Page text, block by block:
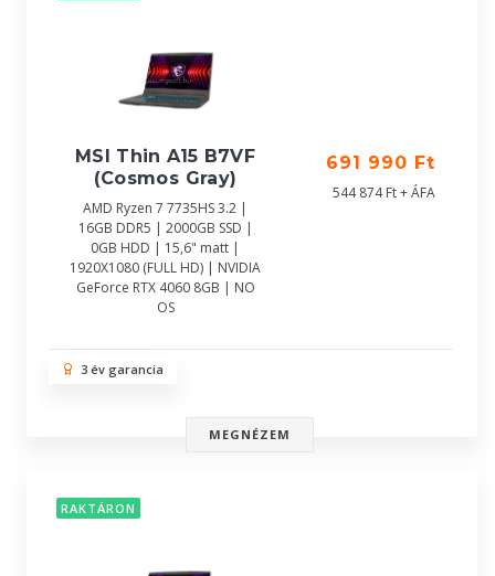
MSI Thin A15 B7VF
(Cosmos Gray)
AMD Ryzen 7 7735HS 3.2 |
16GB DDR5 | 2000GB SSD |
0GB HDD | 15,6" matt |
1920X1080 (FULL HD) | NVIDIA
GeForce RTX 4060 8GB | NO
OS
691 990 Ft
544 874 Ft + ÁFA
3 év garancia
MEGNÉZEM
RAKTÁRON